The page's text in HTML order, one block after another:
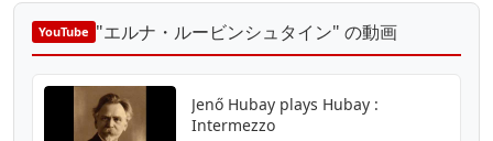
YouTube "エルナ・ルービンシュタイン" の動画
Jenő Hubay plays Hubay :
Intermezzo